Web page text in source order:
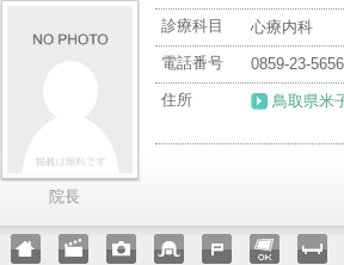
院長
診療科目
心療内科
電話番号
0859-23-5656
住所
鳥取県米